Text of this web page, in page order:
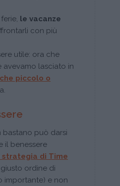
le vacanze
con più
utile: ora che
avevamo lasciato in
piccolo o
bastano può darsi
il benessere
strategia di Time
ordine di
importante) e non